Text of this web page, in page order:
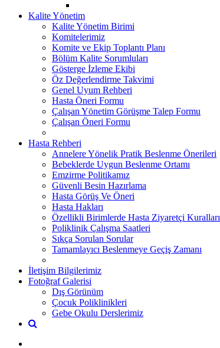
Kalite Yönetim
Kalite Yönetim Birimi
Komitelerimiz
Komite ve Ekip Toplantı Planı
Bölüm Kalite Sorumluları
Gösterge İzleme Ekibi
Öz Değerlendirme Takvimi
Genel Uyum Rehberi
Hasta Öneri Formu
Çalışan Yönetim Görüşme Talep Formu
Çalışan Öneri Formu
Hasta Rehberi
Annelere Yönelik Pratik Beslenme Önerileri
Bebeklerde Uygun Beslenme Ortamı
Emzirme Politikamız
Güvenli Besin Hazırlama
Hasta Görüş Ve Öneri
Hasta Hakları
Özellikli Birimlerde Hasta Ziyaretçi Kuralları
Poliklinik Çalışma Saatleri
Sıkça Sorulan Sorular
Tamamlayıcı Beslenmeye Geçiş Zamanı
İletişim Bilgilerimiz
Fotoğraf Galerisi
Dış Görünüm
Çocuk Poliklinikleri
Gebe Okulu Derslerimiz